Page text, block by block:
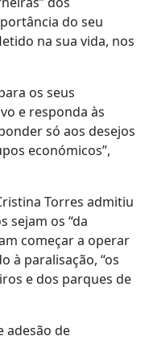
do seu
na sua vida, nos
os seus
e responda às
só aos desejos
económicos”,
Torres admitiu
sejam os “da
começar a operar
à paralisação, “os
e dos parques de
adesão de